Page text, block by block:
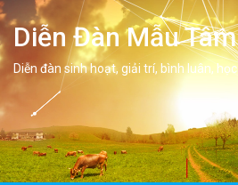
Diễn Đàn Mẫu Tâm
Diễn đàn sinh hoạt, giải trí, bình luân, học